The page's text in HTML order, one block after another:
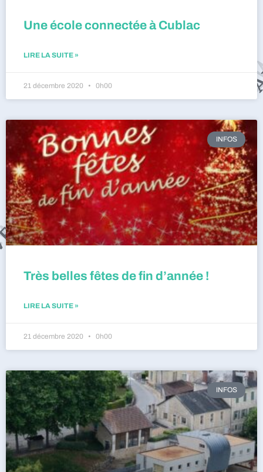
Une école connectée à Cublac
LIRE LA SUITE »
21 décembre 2020 0h00
INFOS
Très belles fêtes de fin d’année !
LIRE LA SUITE »
21 décembre 2020 0h00
INFOS